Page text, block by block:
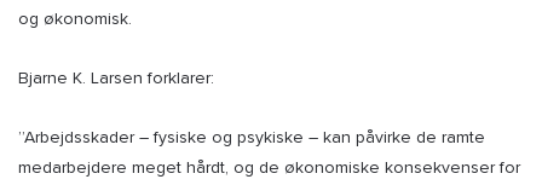
og økonomisk.
Bjarne K. Larsen forklarer:
”Arbejdsskader – fysiske og psykiske – kan påvirke de ramte
medarbejdere meget hårdt, og de økonomiske konsekvenser for